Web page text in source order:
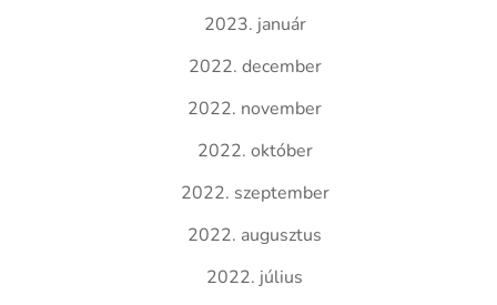
2023. január
2022. december
2022. november
2022. október
2022. szeptember
2022. augusztus
2022. július